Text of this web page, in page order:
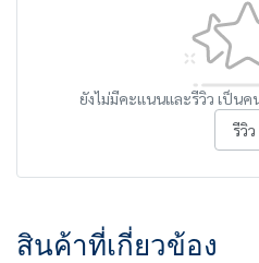
ยังไม่มีคะแนนและรีวิว เป็น
รีวิว
สินค้าที่เกี่ยวข้อง